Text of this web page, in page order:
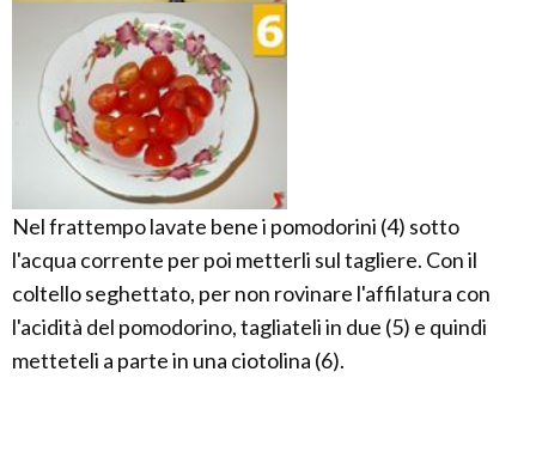
Nel frattempo lavate bene i pomodorini (4) sotto
l'acqua corrente per poi metterli sul tagliere. Con il
coltello seghettato, per non rovinare l'affilatura con
l'acidità del pomodorino, tagliateli in due (5) e quindi
metteteli a parte in una ciotolina (6).